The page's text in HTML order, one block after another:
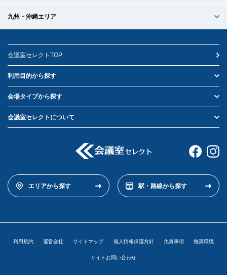
九州・沖縄エリア
会議室セレクトTOP
利用目的から探す
会場タイプから探す
会議室セレクトについて
エリアから探す 駅・路線から探す
利用規約 運営会社 サイトマップ 個人情報保護方針 免責事項 推奨環境
サイトお問い合わせ